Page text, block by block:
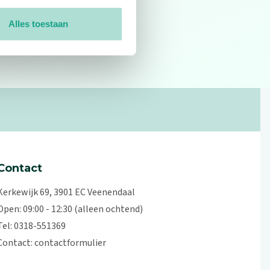
Alles toestaan
69, 3901 EC Veenendaal
09:00 - 12:30 (alleen ochtend)
0318-551369
contactformulier